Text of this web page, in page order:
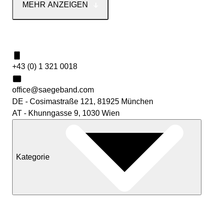
MEHR ANZEIGEN
+43 (0) 1 321 0018
office@saegeband.com
DE - Cosimastraße 121, 81925 München
AT - Khunngasse 9, 1030 Wien
Kategorie